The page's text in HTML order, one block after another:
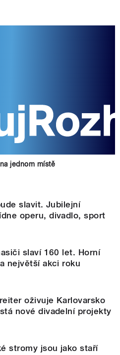
jednom místě
slavit. Jubilejní
operu, divadlo, sport
slaví 160 let. Horní
největší akci roku
oživuje Karlovarsko
nové divadelní projekty
stromy jsou jako staří